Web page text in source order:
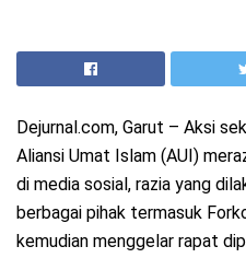
Dejurnal.com, Garut – Aksi
Aliansi Umat Islam (AUI)
di media sosial, razia yang
berbagai pihak termasuk
kemudian menggelar rapat